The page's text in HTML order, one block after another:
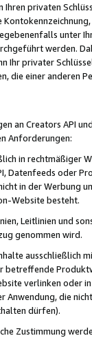
Ihren privaten
unter
werden.
Ihr privater
die einer anderen
an Creators API
Anforderungen:
in rechtmäßiger
Datenfeeds oder
in der Werbung
Website besteht.
Leitlinien und
genommen wird.
ausschließlich
betreffende
verlinken oder
Anwendung, die
dürfen).
Zustimmung